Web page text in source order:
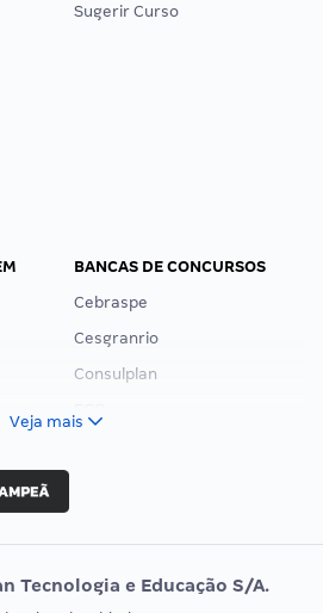
Sugerir Curso
BANCAS DE CONCURSOS
Cebraspe
Cesgranrio
Consulplan
Vunesp
Veja mais
Tecnologia e Educação S/A.